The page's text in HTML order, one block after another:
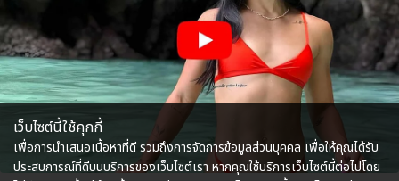
เว็บไซต์นี้ใช้คุกกี้
เพื่อการนำเสนอเนื้อหาที่ดี รวมถึงการจัดการข้อมูลส่วนบุคคล เพื่อให้คุณได้รับ
ประสบการณ์ที่ดีบนบริการของเว็บไซต์เรา หากคุณใช้บริการเว็บไซต์นี้ต่อไปโดย